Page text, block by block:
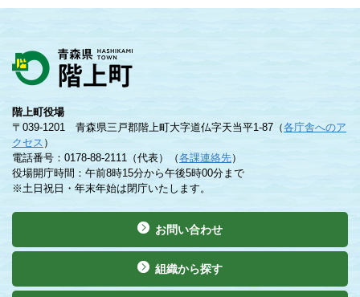
階上町役場
〒039-1201 青森県三戸郡階上町大字道仏字天当平1-87（各庁舎へのア
クセス ）
電話番号：0178-88-2111（代表）（各課連絡先）
役場開庁時間：午前8時15分から午後5時00分まで
※土日祝日・年末年始は閉庁いたします。
お問い合わせ
組織から探す